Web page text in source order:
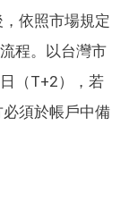
依照市場規定
程。以台灣市
（T+2），若
須於帳戶中備